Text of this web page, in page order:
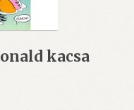
kacsa